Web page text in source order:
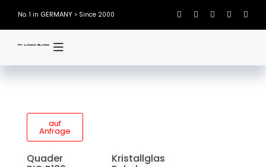
content
No. 1 in GERMANY > Since 2000
auf
Anfrage
Quader Kristallglas